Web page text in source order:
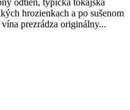
hrozienkach a po sušenom
prezrádza originálny...